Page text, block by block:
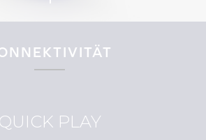
QUICK PLAY